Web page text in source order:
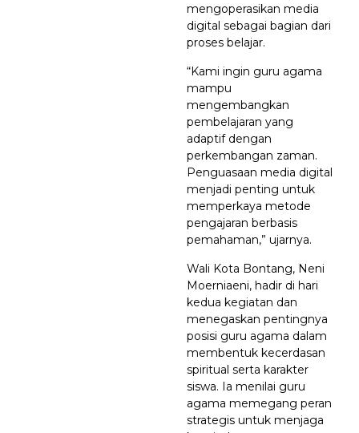
mengoperasikan media
digital sebagai bagian dari
proses belajar.
“Kami ingin guru agama
mampu
mengembangkan
pembelajaran yang
adaptif dengan
perkembangan zaman.
Penguasaan media digital
menjadi penting untuk
memperkaya metode
pengajaran berbasis
pemahaman,” ujarnya.
Wali Kota Bontang, Neni
Moerniaeni, hadir di hari
kedua kegiatan dan
menegaskan pentingnya
posisi guru agama dalam
membentuk kecerdasan
spiritual serta karakter
siswa. Ia menilai guru
agama memegang peran
strategis untuk menjaga